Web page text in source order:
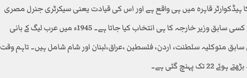
عرب لیگ کا ہیڈکوارٹر قاہرہ میں ہی واقع ہے اور اس کی قیادت یعنی سیکرٹری جنرل مصری
ہوتا ہے جس کے لئے عمومی طور پر مصر کے کسی سابق وزیر خارجہ کا ہی انتخاب کیا جاتا ہے۔ 1945ء میں عرب لیگ کے بانی
متوکلیہ سلطنت، اردن، فلسطین ،عراق،لبنان اور شام شامل ہیں۔ تاہم وقت
گئی ہے۔